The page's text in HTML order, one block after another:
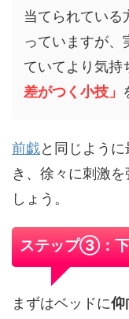
当てられている
っていますが、
ていてより気持
差がつく小技」
前戯と同じよう
き、徐々に刺激
しょう。
ステップ③：下
まずはベッドに仰